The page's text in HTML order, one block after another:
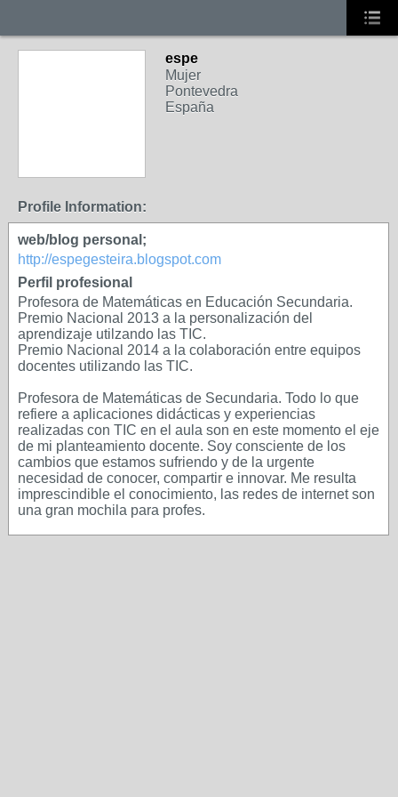
espe
Mujer
Pontevedra
España
Profile Information:
web/blog personal;
http://espegesteira.blogspot.com
Perfil profesional
Profesora de Matemáticas en Educación Secundaria.
Premio Nacional 2013 a la personalización del
aprendizaje utilzando las TIC.
Premio Nacional 2014 a la colaboración entre equipos
docentes utilizando las TIC.
Profesora de Matemáticas de Secundaria. Todo lo que
refiere a aplicaciones didácticas y experiencias
realizadas con TIC en el aula son en este momento el eje
de mi planteamiento docente. Soy consciente de los
cambios que estamos sufriendo y de la urgente
necesidad de conocer, compartir e innovar. Me resulta
imprescindible el conocimiento, las redes de internet son
una gran mochila para profes.